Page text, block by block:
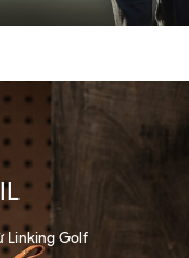
Linking Golf